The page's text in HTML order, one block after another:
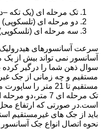
تک مرحله ای (یک تکه
دو مرحله ای (تلسکوپی)
سه مرحله ای
سرعت آسانسورهای
آسانسور نمی تواند بیش از
سوال ذهن شما را درگیر کرده
مستقیم و چه زمانی از جک
مستقیم تا 21 متر
باید از جک های غیرمستقیم
نحوه اتصال انواع جک